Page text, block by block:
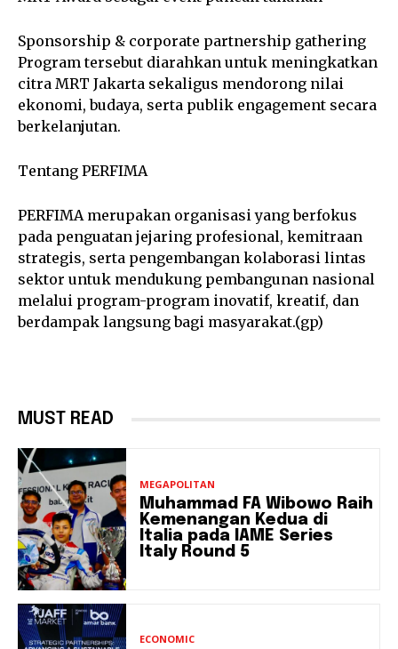
Sponsorship & corporate partnership gathering
Program tersebut diarahkan untuk meningkatkan
citra MRT Jakarta sekaligus mendorong nilai
ekonomi, budaya, serta publik engagement secara
berkelanjutan.
Tentang PERFIMA
PERFIMA merupakan organisasi yang berfokus
pada penguatan jejaring profesional, kemitraan
strategis, serta pengembangan kolaborasi lintas
sektor untuk mendukung pembangunan nasional
melalui program-program inovatif, kreatif, dan
berdampak langsung bagi masyarakat.(gp)
MUST READ
MEGAPOLITAN
Muhammad FA Wibowo Raih
Kemenangan Kedua di
Italia pada IAME Series
Italy Round 5
ECONOMIC